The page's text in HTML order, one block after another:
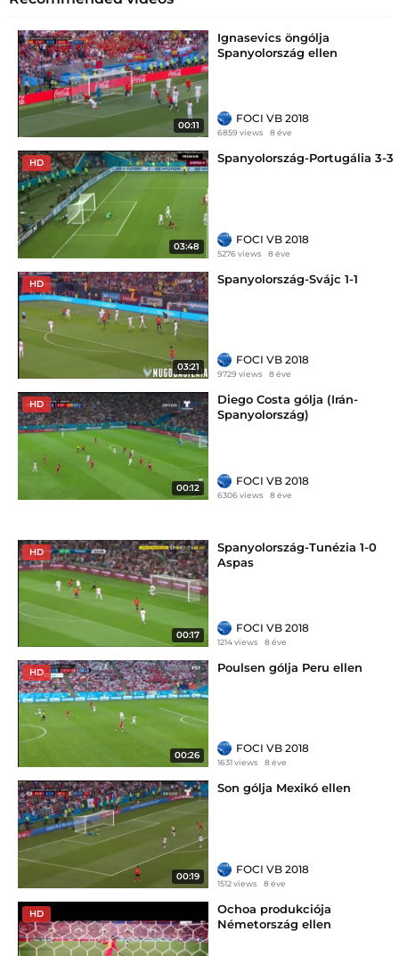
00:11
Ignasevics öngólja
Spanyolország ellen
FOCI VB 2018
6859 views 8 éve
HD
03:48
Spanyolország-Portugália 3-3
FOCI VB 2018
5276 views 8 éve
HD
03:21
Spanyolország-Svájc 1-1
FOCI VB 2018
9729 views 8 éve
HD
00:12
Diego Costa gólja (Irán-
Spanyolország)
FOCI VB 2018
6306 views 8 éve
HD
00:17
Spanyolország-Tunézia 1-0
Aspas
FOCI VB 2018
1214 views 8 éve
HD
00:26
Poulsen gólja Peru ellen
FOCI VB 2018
1631 views 8 éve
00:19
Son gólja Mexikó ellen
FOCI VB 2018
1512 views 8 éve
HD
Ochoa produkciója
Németország ellen